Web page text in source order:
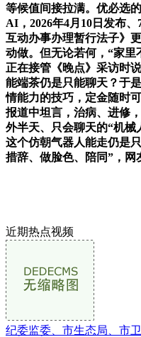
等候值间接拉满。优必选
AI，2026年4月10日发布
互动办事办理暂行法子》
动做。但无论若何，“家里
正在接管《晚点》采访时
能端茶仍是只能聊天？于
情能力的技巧，定金随时
报道中坦言，治病、进修
外半天、只会聊天的“机械
这个仿朝气器人能走仍是
措辞、做脸色、陪同”，网
近期热点视频
纪委监委、市生态局、市